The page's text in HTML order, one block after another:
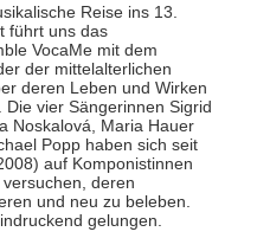
Reise ins 13.
führt uns das
VocaMe mit dem
der mittelalterlichen
deren Leben und Wirken
vier Sängerinnen Sigrid
Noskalová, Maria Hauer
Popp haben sich seit
auf Komponistinnen
deren
und neu zu beleben.
gelungen.